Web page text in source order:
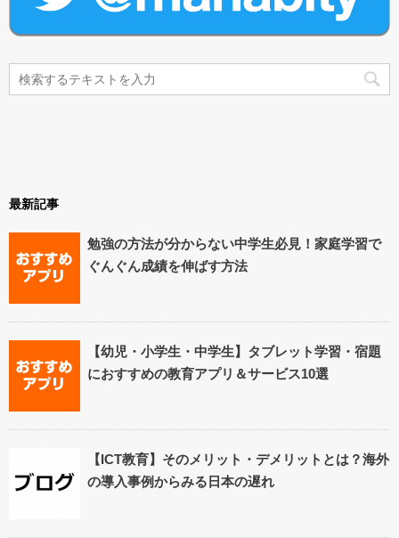
最新記事
勉強の方法が分からない中学生必見！家庭学習で
ぐんぐん成績を伸ばす方法
【幼児・小学生・中学生】タブレット学習・宿題
におすすめの教育アプリ＆サービス10選
【ICT教育】そのメリット・デメリットとは？海外
の導入事例からみる日本の遅れ